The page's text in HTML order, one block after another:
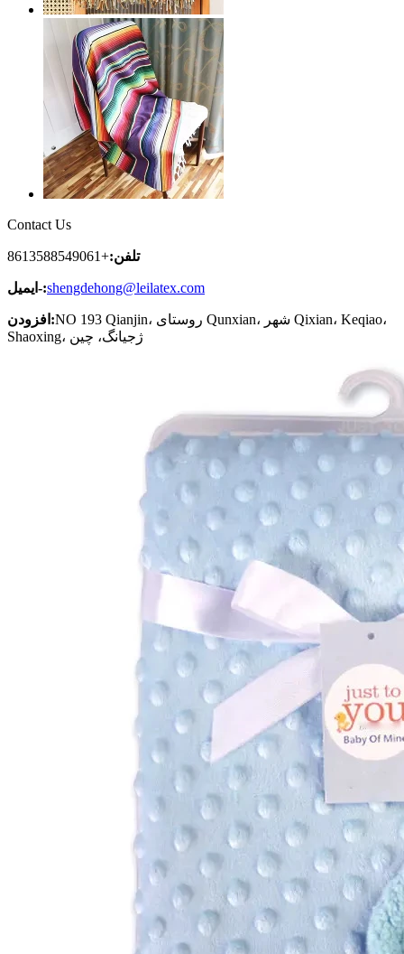
Contact Us
تلفن:+8613588549061
ایمیل-:shengdehong@leilatex.com
افزودن:NO 193 Qianjin، روستای Qunxian، شهر Qixian، Keqiao،
Shaoxing، ژجیانگ، چین